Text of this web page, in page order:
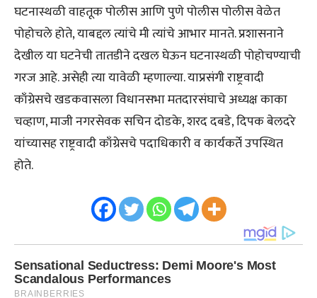
घटनास्थळी वाहतूक पोलीस आणि पुणे पोलीस पोलीस वेळेत
पोहोचले होते, याबद्दल त्यांचे मी त्यांचे आभार मानते. प्रशासनाने
देखील या घटनेची तातडीने दखल घेऊन घटनास्थळी पोहोचण्याची
गरज आहे. असेही त्या यावेळी म्हणाल्या. याप्रसंगी राष्ट्रवादी
काँग्रेसचे खडकवासला विधानसभा मतदारसंघाचे अध्यक्ष काका
चव्हाण, माजी नगरसेवक सचिन दोडके, शरद दबडे, दिपक बेलदरे
यांच्यासह राष्ट्रवादी काँग्रेसचे पदाधिकारी व कार्यकर्ते उपस्थित
होते.